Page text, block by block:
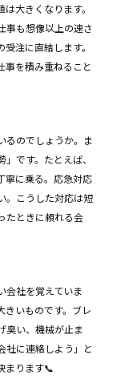
大きくなります。
事も想像以上の速さ
注に直結します。
事を積み重ねること
るのでしょうか。ま
です。たとえば、
寧に乗る。応急対応
。こうした対応は短
たときに頼れる会
会社を覚えていま
きいものです。ブレ
臭い、機械が止ま
社に連絡しよう」と
まります📞